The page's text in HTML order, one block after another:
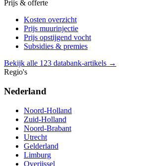
Prijs & offerte
Kosten overzicht
Prijs muurinjectie
Prijs opstijgend vocht
Subsidies & premies
Bekijk alle 123 databank-artikels →
Regio's
Nederland
Noord-Holland
Zuid-Holland
Noord-Brabant
Utrecht
Gelderland
Limburg
Overijssel